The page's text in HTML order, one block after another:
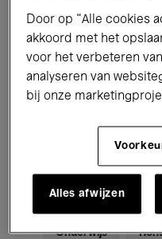
Tentoonstellingen
Performances
Jazz Klassieke
Voor iedereen
Onderwijs
Door op “Alle cookies
akkoord met het
voor het verbeteren
analyseren van
bij onze
Alles afwijzen